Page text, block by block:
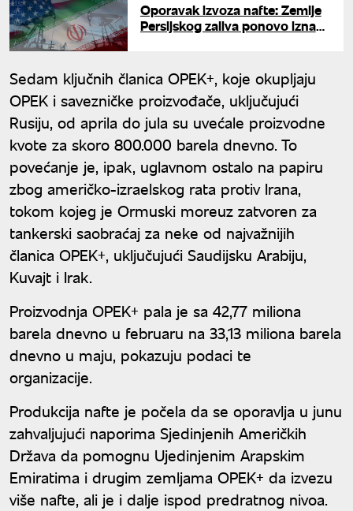
Oporavak izvoza nafte: Zemlje
Persijskog zaliva ponovo iznad
Sedam ključnih članica OPEK+, koje okupljaju
OPEK i savezničke proizvođače, uključujući
Rusiju, od aprila do jula su uvećale proizvodne
kvote za skoro 800.000 barela dnevno. To
povećanje je, ipak, uglavnom ostalo na papiru
zbog američko-izraelskog rata protiv Irana,
tokom kojeg je Ormuski moreuz zatvoren za
tankerski saobraćaj za neke od najvažnijih
članica OPEK+, uključujući Saudijsku Arabiju,
Kuvajt i Irak.
Proizvodnja OPEK+ pala je sa 42,77 miliona
barela dnevno u februaru na 33,13 miliona barela
dnevno u maju, pokazuju podaci te
organizacije.
Produkcija nafte je počela da se oporavlja u junu
zahvaljujući naporima Sjedinjenih Američkih
Država da pomognu Ujedinjenim Arapskim
Emiratima i drugim zemljama OPEK+ da izvezu
više nafte, ali je i dalje ispod predratnog nivoa.